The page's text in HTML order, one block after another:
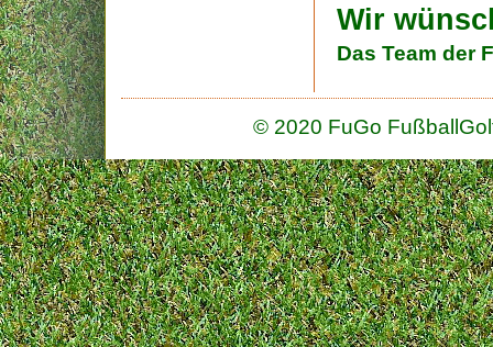
Wir
Das Team der
© 2020 FuGo